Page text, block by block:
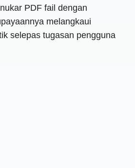
PDF fail dengan
melangkaui
selepas tugasan pengguna